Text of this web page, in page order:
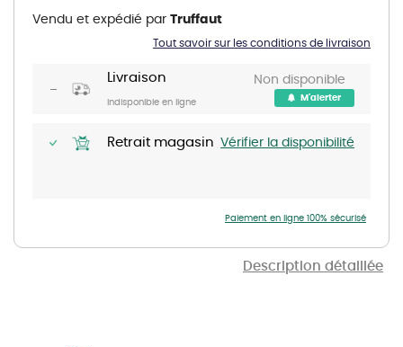
Description détaillée
beginning
Livraison
Indisponible en ligne
Non disponible
M'alerter
Retrait magasin Vérifier la disponibilité
Tout savoir sur les conditions de livraison
Vendu et expédié par Truffaut
Paiement en ligne 100% sécurisé